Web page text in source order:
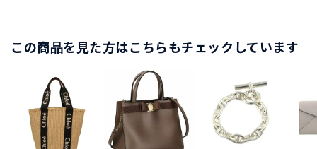
この商品を見た方はこちらもチェックしています